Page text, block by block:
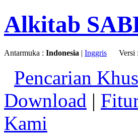
Alkitab
Antarmuka : Indonesia | Inggris Versi :
Pencarian
Download |
Kami